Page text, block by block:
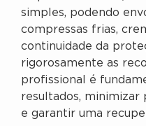
simples, podendo
compressas frias,
continuidade da
rigorosamente as
profissional é
resultados, minimizar
e garantir uma